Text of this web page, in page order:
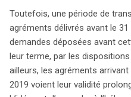
Toutefois, une période de
agréments délivrés avant le
demandes déposées avant
leur terme, par les
ailleurs, les agréments
2019 voient leur validité